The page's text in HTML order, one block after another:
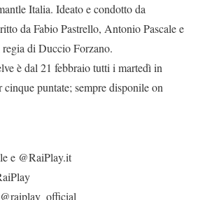
Italia. Ideato e condotto da
da Fabio Pastrello, Antonio Pascale e
di Duccio Forzano.
è dal 21 febbraio tutti i martedì in
cinque puntate; sempre disponile on
e @RaiPlay.it